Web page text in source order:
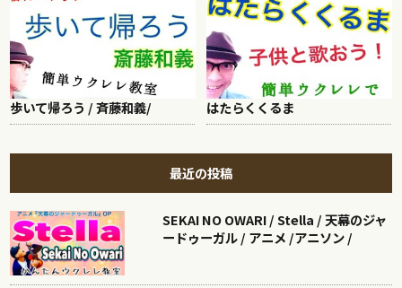
歩いて帰ろう / 斉藤和義/ はたらくくるま
最近の投稿
SEKAI NO OWARI / Stella / 天幕のジャ
ードゥーガル / アニメ /アニソン /